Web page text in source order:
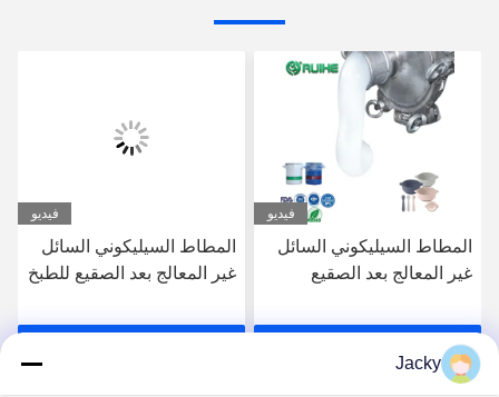
فيديو
المطاط السيليكوني السائل
غير المعالج بعد الصقيع
الأطفال والتطبيقات التي
تتصل بالأغذيةاحصل على افضل سعر
فيديو
المطاط السيليكوني السائل
غير المعالج بعد الصقيع للطبخ
التي تتواصل مع الطعام
Jacky